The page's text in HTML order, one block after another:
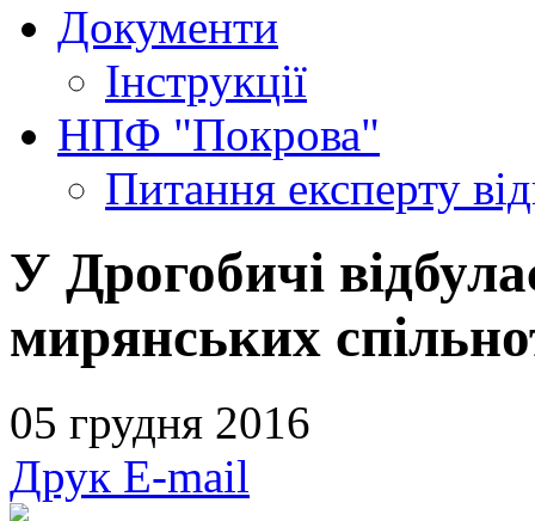
Документи
Інструкції
НПФ "Покрова"
Питання експерту
У Дрогобичі
мирянських
05 грудня 2016
Друк E-mail